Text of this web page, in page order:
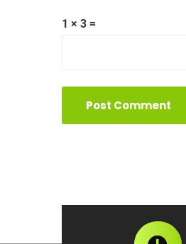
1 × 3 =